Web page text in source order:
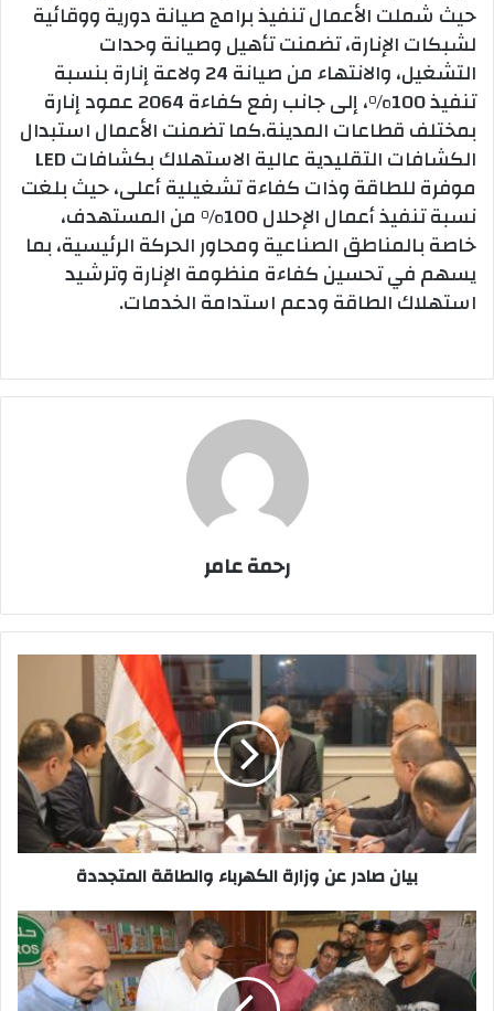
حيث شملت الأعمال تنفيذ برامج صيانة دورية ووقائية
لشبكات الإنارة، تضمنت تأهيل وصيانة وحدات
التشغيل، والانتهاء من صيانة 24 ولاعة إنارة بنسبة
تنفيذ 100%، إلى جانب رفع كفاءة 2064 عمود إنارة
بمختلف قطاعات المدينة.كما تضمنت الأعمال استبدال
الكشافات التقليدية عالية الاستهلاك بكشافات LED
موفرة للطاقة وذات كفاءة تشغيلية أعلى، حيث بلغت
نسبة تنفيذ أعمال الإحلال 100% من المستهدف،
خاصة بالمناطق الصناعية ومحاور الحركة الرئيسية، بما
يسهم في تحسين كفاءة منظومة الإنارة وترشيد
استهلاك الطاقة ودعم استدامة الخدمات.
رحمة عامر
صادر
عن
وزارة
الكهرباء
والطاقة
المتجددة
بيان صادر عن وزارة الكهرباء والطاقة المتجددة
محافظ
السويس
يفاجئ
مخزنًا